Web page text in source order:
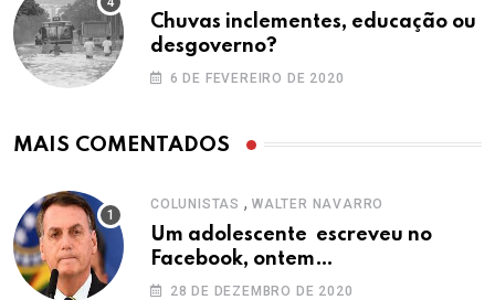
Chuvas inclementes, educação ou
desgoverno?
6 DE FEVEREIRO DE 2020
MAIS COMENTADOS
COLUNISTAS , WALTER NAVARRO
Um adolescente escreveu no
Facebook, ontem…
28 DE DEZEMBRO DE 2020